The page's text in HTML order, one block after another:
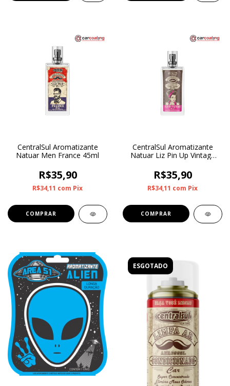
CentralSul Aromatizante
Natuar Men France 45ml
R$35,90
R$34,11 com Pix
CentralSul Aromatizante
Natuar Liz Pin Up Vintage
R$35,90
R$34,11 com Pix
ESGOTADO